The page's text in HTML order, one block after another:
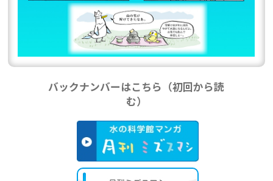
バックナンバーはこちら（初回から読
む）